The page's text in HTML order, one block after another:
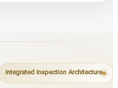
Integrated Inspection Architecture